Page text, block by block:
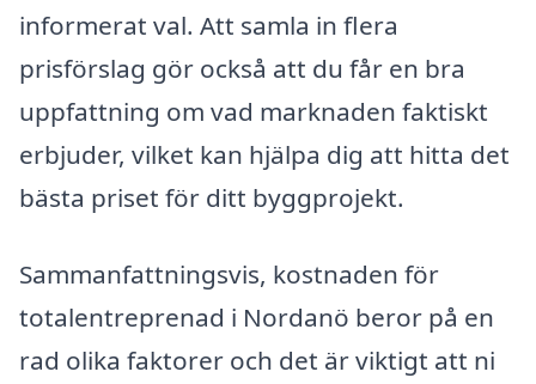
informerat val. Att samla in flera
prisförslag gör också att du får en bra
uppfattning om vad marknaden faktiskt
erbjuder, vilket kan hjälpa dig att hitta det
bästa priset för ditt byggprojekt.
Sammanfattningsvis, kostnaden för
totalentreprenad i Nordanö beror på en
rad olika faktorer och det är viktigt att ni